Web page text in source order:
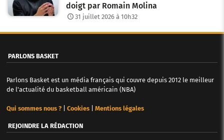
doigt par Romain Molina
31 juillet 2026 à 10h32
PARLONS BASKET
Parlons Basket est un média français qui couvre depuis 2012 le meilleur
de l'actualité du basketball américain (NBA)
Qui sommes nous ?| Cookies| Mentions légales
REJOINDRE LA RÉDACTION